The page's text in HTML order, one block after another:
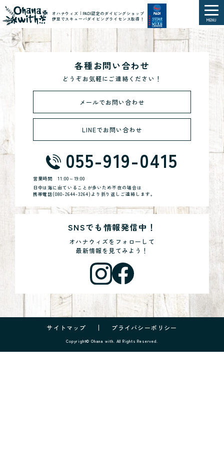
オハナウィズ｜PADI認定のダイビングショップ
伊豆でスキューバダイビングライセンス取得！
MENU
各種お問い合わせ
どうぞお気軽にご連絡ください！
メールでお問い合わせ
LINEでお問い合わせ
055-919-0415
営業時間11:00～19:00
日中は海に出ていることが多いため不在の場合は
携帯電話(080-2644-3264)より折り返しご連絡します。
SNSでも情報発信中！
オハナウィズをフォローして
最新情報を見てみよう！
サイトマップ プライバシーポリシー
Copyright© Ohana with. All Rights Reserved.